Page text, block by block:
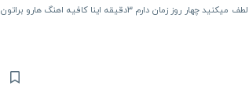
سلام وقتتون بخیر چطور میشه برای سالگرد ازدواج یه ریمیکس رو به همسرم هدیه بدم هزینه شو لطف میکنید چهار روز زمان دارم ۳دقیقه اینا کافیه اهنگ هارو براتون